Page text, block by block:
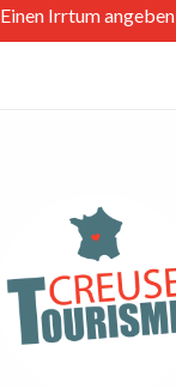
Einen Irrtum angeben